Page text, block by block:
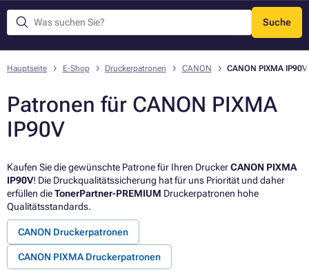
Suche
Menü
Hauptseite E-Shop Druckerpatronen CANON CANON PIXMA IP90V
Patronen für CANON PIXMA
IP90V
Kaufen Sie die gewünschte Patrone für Ihren DruckerCANON PIXMA
IP90V! Die Druckqualitätssicherung hat für uns Priorität und daher
erfüllen dieTonerPartner-PREMIUM Druckerpatronen hohe
Qualitätsstandards.
CANON Druckerpatronen
CANON PIXMA Druckerpatronen